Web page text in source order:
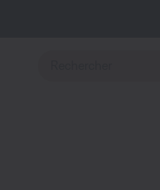
Utilisez les touches